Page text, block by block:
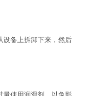
设备上拆卸下来，然后